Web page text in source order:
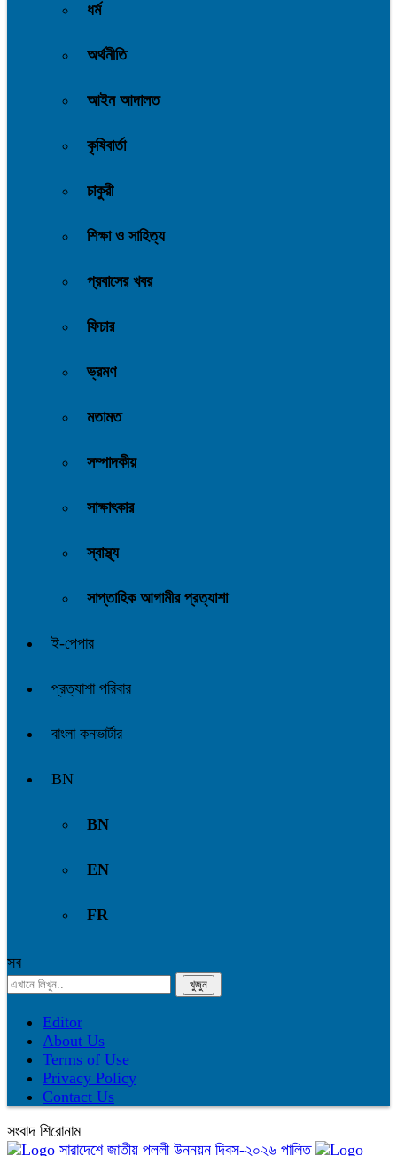
ধর্ম
অর্থনীতি
আইন আদালত
কৃষিবার্তা
চাকুরী
শিক্ষা ও সাহিত্য
প্রবাসের খবর
ফিচার
ভ্রমণ
মতামত
সম্পাদকীয়
সাক্ষাৎকার
স্বাস্থ্য
সাপ্তাহিক আগামীর প্রত্যাশা
ই-পেপার
প্রত্যাশা পরিবার
বাংলা কনভার্টার
BN
BN
EN
FR
সব
Editor
About Us
Terms of Use
Privacy Policy
Contact Us
সংবাদ শিরোনাম
সারাদেশে জাতীয় পল্লী উন্নয়ন দিবস-২০২৬ পালিত